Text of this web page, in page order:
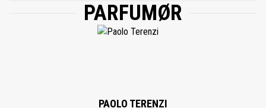
ALCOHOL DENAT., PARFUM (FRAGRANCE), LIMONENE, LINALOOL, ALPHA-
ISOMETHYL IONONE, GERANIOL, COUMARIN, HYDROXYCITRONELLAL,
HEXYL CINNAMAL, CITRAL, BENZYL BENZOATE, BENZYL SALICYLATE,
PARFUMØR
PAOLO TERENZI